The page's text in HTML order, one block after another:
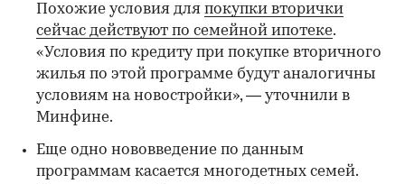
Похожие условия для покупки вторички
сейчас действуют по семейной ипотеке.
«Условия по кредиту при покупке вторичного
жилья по этой программе будут аналогичны
условиям на новостройки», — уточнили в
Минфине.
Еще одно нововведение по данным
программам касается многодетных семей.